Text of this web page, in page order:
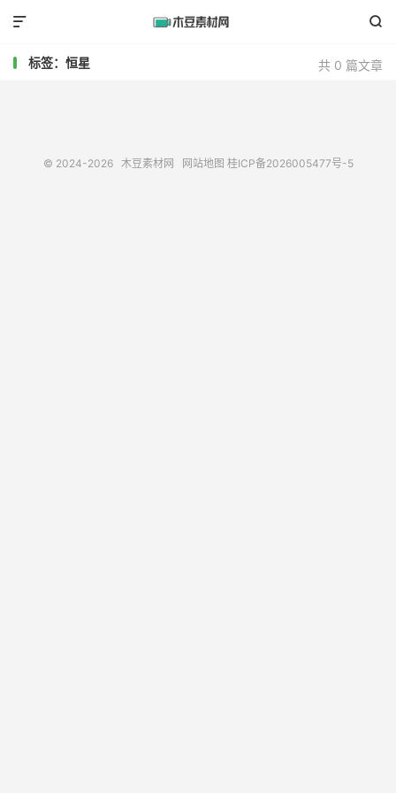


共 0 篇文章
标签：恒星
© 2024-2026 木豆素材网 网站地图 桂ICP备2026005477号-5